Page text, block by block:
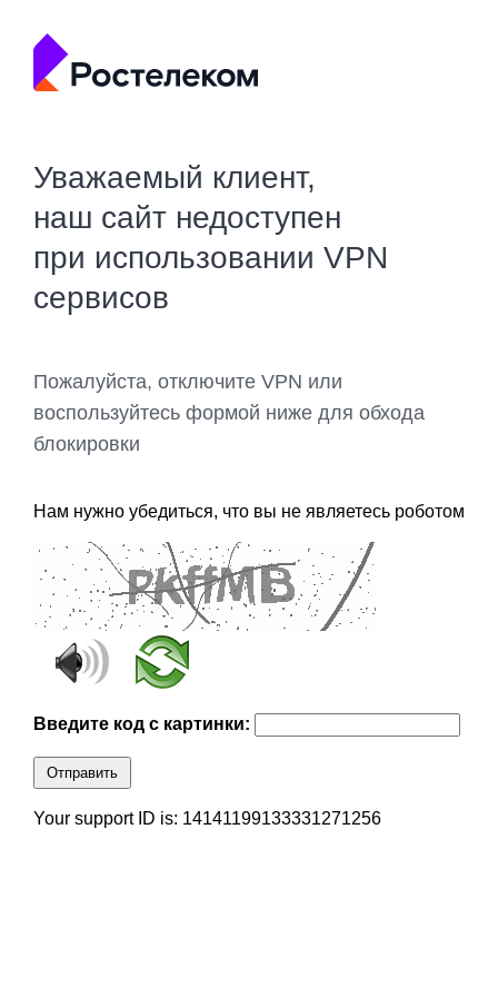
Уважаемый клиент,
наш сайт недоступен
при использовании VPN
сервисов
Пожалуйста, отключите VPN или
воспользуйтесь формой ниже для обхода
блокировки
Нам нужно убедиться, что вы не являетесь роботом
Введите код с картинки:
Отправить
Your support ID is: 14141199133331271256